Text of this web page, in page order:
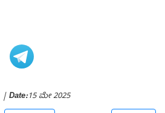
| Date:15 ಮೇ 2025